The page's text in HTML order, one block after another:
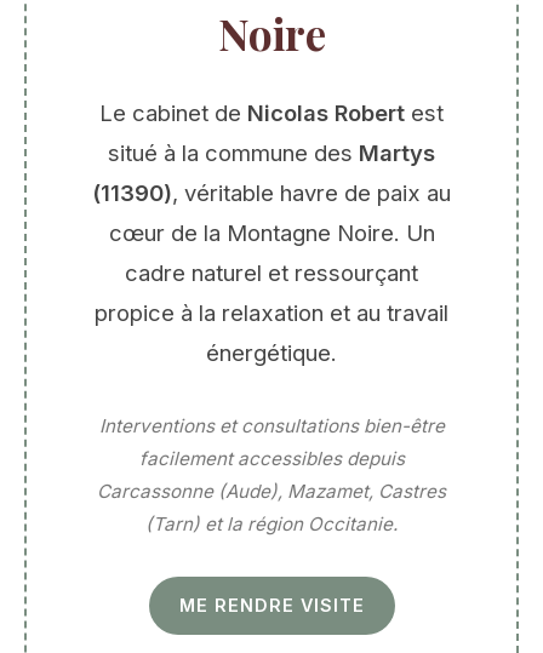
Noire
Le cabinet de Nicolas Robert est
situé à la commune des Martys
(11390), véritable havre de paix au
cœur de la Montagne Noire. Un
cadre naturel et ressourçant
propice à la relaxation et au travail
énergétique.
Interventions et consultations bien-être
facilement accessibles depuis
Carcassonne (Aude), Mazamet, Castres
(Tarn) et la région Occitanie.
ME RENDRE VISITE